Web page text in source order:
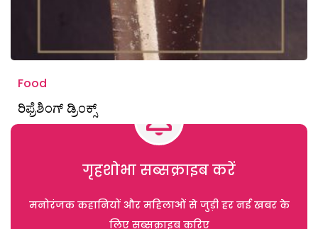
Food
ರಿಫ್ರೆಶಿಂಗ್ ಡ್ರಿಂಕ್ಸ್
गृहशोभा सब्सक्राइब करें
मनोरंजक कहानियों और महिलाओं से जुड़ी हर नई खबर के
लिए सब्सक्राइब करिए